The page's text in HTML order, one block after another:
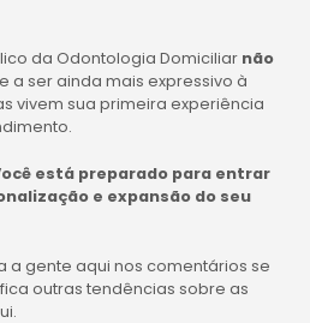
da Odontologia Domiciliar não
a ser ainda mais expressivo à
vivem sua primeira experiência
está preparado para entrar
e expansão do seu
a gente aqui nos comentários se
outras tendências sobre as